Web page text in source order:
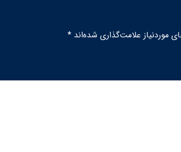
موردنیاز علامت‌گذاری شده‌اند *